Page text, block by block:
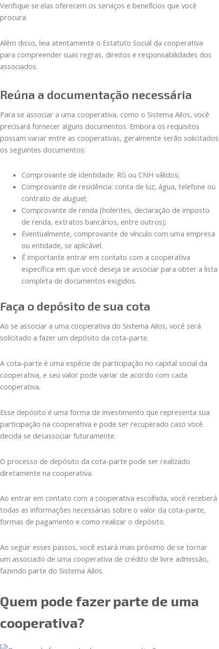
Verifique se elas oferecem os serviços e benefícios que você
procura.
Além disso, leia atentamente o Estatuto Social da cooperativa
para compreender suas regras, direitos e responsabilidades dos
associados.
Reúna a documentação necessária
Para se associar a uma cooperativa, como o Sistema Ailos, você
precisará fornecer alguns documentos. Embora os requisitos
possam variar entre as cooperativas, geralmente serão solicitados
os seguintes documentos:
Comprovante de identidade: RG ou CNH válidos;
Comprovante de residência: conta de luz, água, telefone ou
contrato de aluguel;
Comprovante de renda (holerites, declaração de imposto
de renda, extratos bancários, entre outros);
Eventualmente, comprovante de vínculo com uma empresa
ou entidade, se aplicável.
É importante entrar em contato com a cooperativa
específica em que você deseja se associar para obter a lista
completa de documentos exigidos.
Faça o depósito de sua cota
Ao se associar a uma cooperativa do Sistema Ailos, você será
solicitado a fazer um depósito da cota-parte.
A cota-parte é uma espécie de participação no capital social da
cooperativa, e seu valor pode variar de acordo com cada
cooperativa.
Esse depósito é uma forma de investimento que representa sua
participação na cooperativa e pode ser recuperado caso você
decida se desassociar futuramente.
O processo de depósito da cota-parte pode ser realizado
diretamente na cooperativa.
Ao entrar em contato com a cooperativa escolhida, você receberá
todas as informações necessárias sobre o valor da cota-parte,
formas de pagamento e como realizar o depósito.
Ao seguir esses passos, você estará mais próximo de se tornar
um associado de uma cooperativa de crédito de livre admissão,
fazendo parte do Sistema Ailos.
Quem pode fazer parte de uma
cooperativa?